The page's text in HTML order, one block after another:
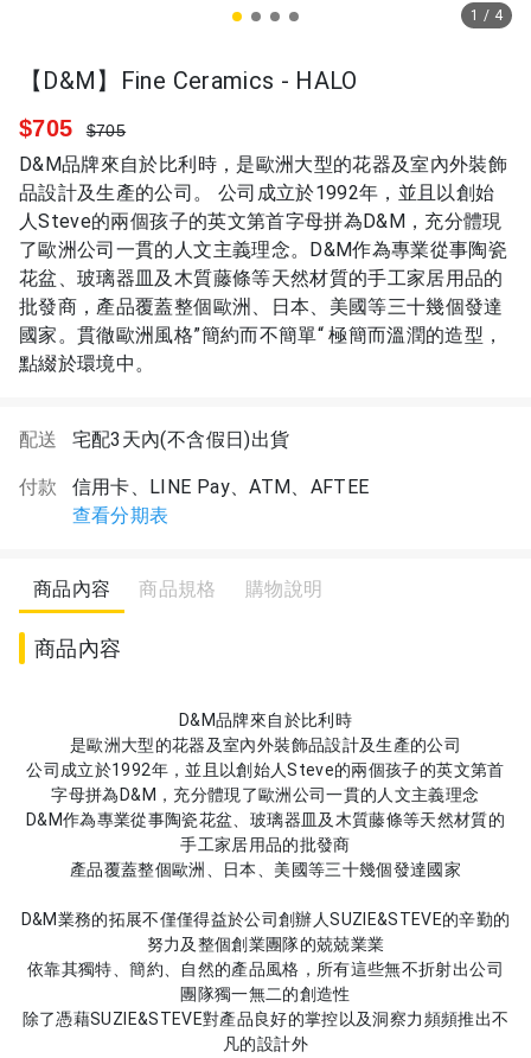
1 / 4
【D&M】Fine Ceramics - HALO
$705 $705
D&M品牌來自於比利時，是歐洲大型的花器及室內外裝飾
品設計及生產的公司。 公司成立於1992年，並且以創始
人Steve的兩個孩子的英文第首字母拼為D&M，充分體現
了歐洲公司一貫的人文主義理念。D&M作為專業從事陶瓷
花盆、玻璃器皿及木質藤條等天然材質的手工家居用品的
批發商，產品覆蓋整個歐洲、日本、美國等三十幾個發達
國家。貫徹歐洲風格”簡約而不簡單“ 極簡而溫潤的造型，
點綴於環境中。
配送 宅配3天內(不含假日)出貨
付款
信用卡、LINE Pay、ATM、AFTEE
查看分期表
商品內容 商品規格 購物說明
商品內容
D&M品牌來自於比利時
是歐洲大型的花器及室內外裝飾品設計及生產的公司
公司成立於1992年，並且以創始人Steve的兩個孩子的英文第首
字母拼為D&M，充分體現了歐洲公司一貫的人文主義理念
D&M作為專業從事陶瓷花盆、玻璃器皿及木質藤條等天然材質的
手工家居用品的批發商
產品覆蓋整個歐洲、日本、美國等三十幾個發達國家
D&M業務的拓展不僅僅得益於公司創辦人SUZIE&STEVE的辛勤的
努力及整個創業團隊的兢兢業業
依靠其獨特、簡約、自然的產品風格，所有這些無不折射出公司
團隊獨一無二的創造性
除了憑藉SUZIE&STEVE對產品良好的掌控以及洞察力頻頻推出不
凡的設計外